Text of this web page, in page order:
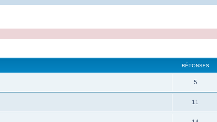
RÉPONSES
5R
é
o
11
é